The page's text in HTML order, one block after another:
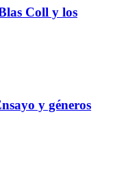
Coll y los
y géneros